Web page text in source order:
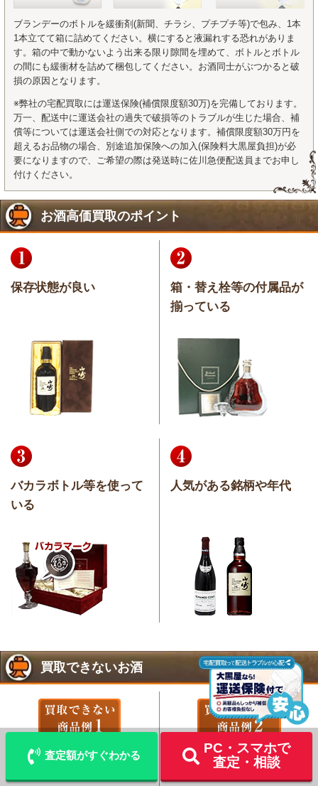
ブランデーのボトルを緩衝剤(新聞、チラシ、プチプチ等)で包み、1本
1本立てて箱に詰めてください。横にすると液漏れする恐れがありま
す。箱の中で動かないよう出来る限り隙間を埋めて、ボトルとボトル
の間にも緩衝材を詰めて梱包してください。お酒同士がぶつかると破
損の原因となります。
※弊社の宅配買取には運送保険(補償限度額30万)を完備しております。
万一、配送中に運送会社の過失で破損等のトラブルが生じた場合、補
償等については運送会社側での対応となります。補償限度額30万円を
超えるお品物の場合、別途追加保険への加入(保険料大黒屋負担)が必
要になりますので、ご希望の際は発送時に佐川急便配送員までお申し
付けください。
お酒高価買取のポイント
保存状態が良い
箱・替え栓等の付属品が
揃っている
バカラボトル等を使って
いる
人気がある銘柄や年代
買取できないお酒
開封してしまったお酒 致命的な欠け、ヒビなどがある
査定額がすぐわかる
PC・スマホで
査定・相談
LINE査定 メール査定
宅配買取を申込む 出張買取